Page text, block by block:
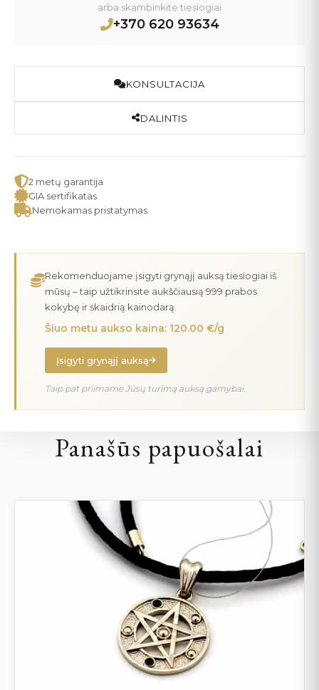
arba skambinkite tiesiogiai
+370 620 93634
KONSULTACIJA
DALINTIS
2 metų garantija
GIA sertifikatas
Nemokamas pristatymas
Rekomenduojame įsigyti grynąjį auksą tiesiogiai iš
mūsų – taip užtikrinsite aukščiausią 999 prabos
kokybę ir skaidrią kainodarą.
Šiuo metu aukso kaina: 120.00 €/g
Įsigyti grynąjį auksą
Taip pat priimame Jūsų turimą auksą gamybai.
Panašūs papuošalai